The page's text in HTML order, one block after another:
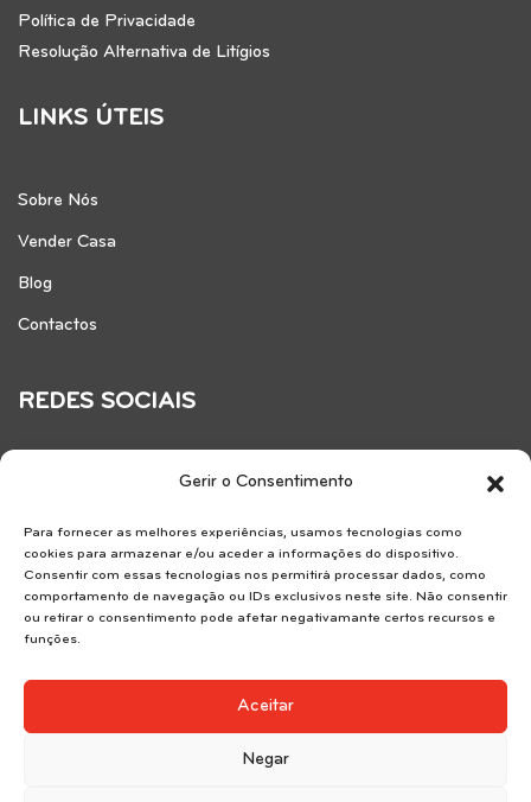
Gerir o Consentimento
Para fornecer as melhores experiências, usamos tecnologias como
cookies para armazenar e/ou aceder a informações do dispositivo.
Consentir com essas tecnologias nos permitirá processar dados, como
comportamento de navegação ou IDs exclusivos neste site. Não consentir
ou retirar o consentimento pode afetar negativamante certos recursos e
funções.
Aceitar
Negar
Política de Privacidade
Resolução Alternativa de Litígios
LINKS ÚTEIS
Sobre Nós
Vender Casa
Blog
Contactos
REDES SOCIAIS